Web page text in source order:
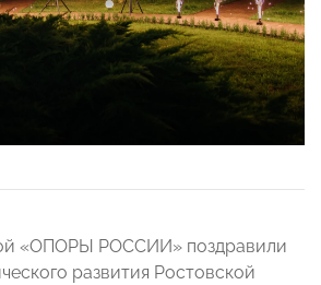
«ОПОРЫ РОССИИ» поздравили
развития Ростовской